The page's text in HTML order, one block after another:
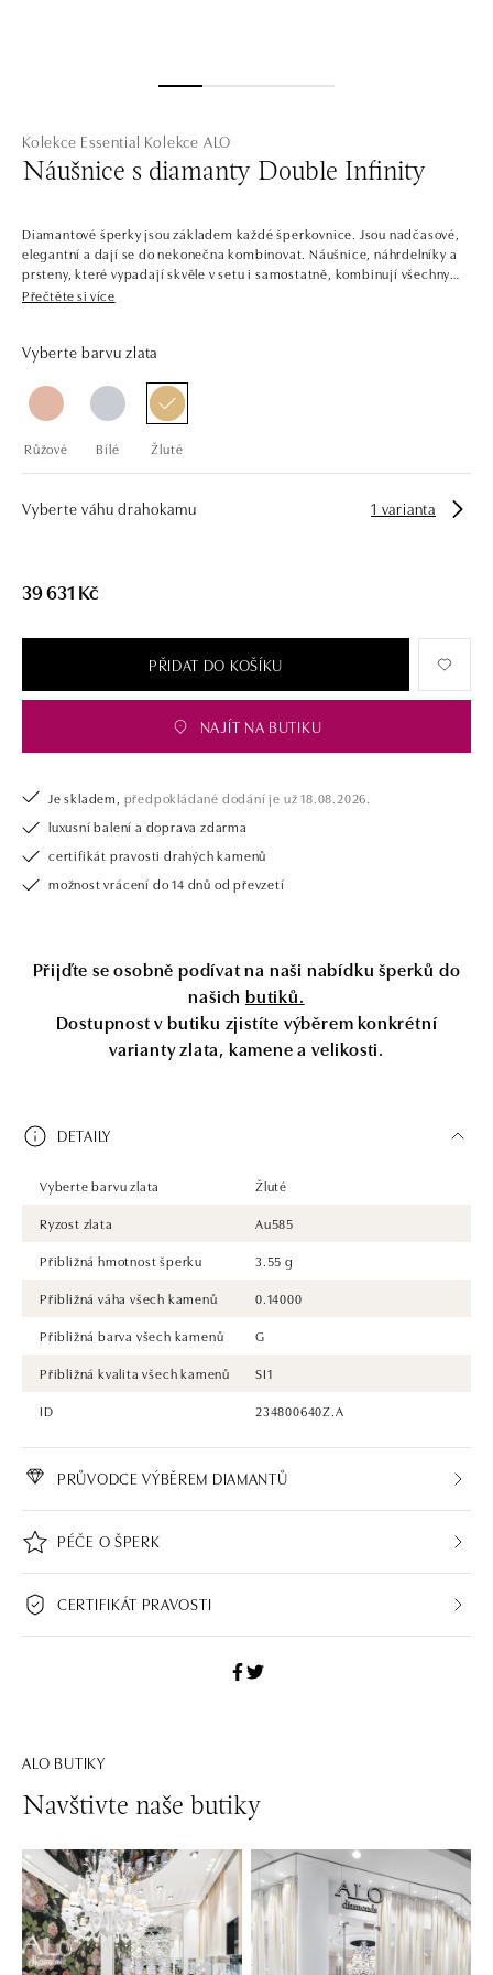
Kolekce Essential Kolekce ALO
Náušnice s diamanty Double Infinity
Diamantové šperky jsou základem každé šperkovnice. Jsou nadčasové,
elegantní a dají se do nekonečna kombinovat. Náušnice, náhrdelníky a
prsteny, které vypadají skvěle v setu i samostatně, kombinují všechny
barvy zlata a jemných diamantů. Není tedy divu, že tato kolekce je
Společnost ALO diamonds vyrábí v Čechách šperky z diamantů a
opatřen certifikátem pravosti a dodán v luxusním balení. Ať už vybíráte
zásnubní prsten nebo diamantový náramek či náhrdelník, nedarujete s
Přečtěte si více
Vyberte barvu zlata
Růžové Bílé Žluté
Vyberte váhu drahokamu 1 varianta
39 631 Kč
PŘIDAT DO KOŠÍKU
NAJÍT NA BUTIKU
Je skladem, předpokládané dodání je už 18.08.2026.
luxusní balení a doprava zdarma
certifikát pravosti drahých kamenů
možnost vrácení do 14 dnů od převzetí
Přijďte se osobně podívat na naši nabídku šperků do
našich butiků.
Dostupnost v butiku zjistíte výběrem konkrétní
varianty zlata, kamene a velikosti.
DETAILY
Vyberte barvu zlata
Žluté
Ryzost zlata
Au585
Přibližná hmotnost šperku
3.55 g
Přibližná váha všech kamenů
0.14000
Přibližná barva všech kamenů
G
Přibližná kvalita všech kamenů
SI1
ID
234800640Z.A
PRŮVODCE VÝBĚREM DIAMANTŮ
PÉČE O ŠPERK
CERTIFIKÁT PRAVOSTI
ALO BUTIKY
Navštivte naše butiky